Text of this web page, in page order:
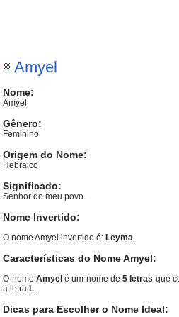
Amyel
Nome:
Amyel
Gênero:
Feminino
Origem do Nome:
Hebraico
Significado:
Senhor do meu povo.
Nome Invertido:
O nome Amyel invertido é: Leyma.
Características do Nome Amyel:
O nome Amyel é um nome de5 letras que
a letra L.
Dicas para Escolher o Nome Ideal: